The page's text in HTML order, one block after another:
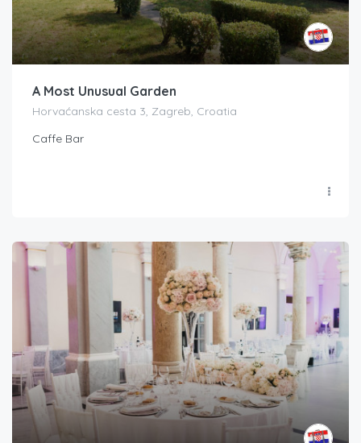
A Most Unusual Garden
Horvaćanska cesta 3, Zagreb, Croatia
Caffe Bar